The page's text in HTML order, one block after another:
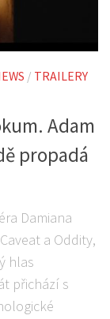
/ TRAILERY
Adam
propadá
Damiana
a Oddity,
hlas
přichází s